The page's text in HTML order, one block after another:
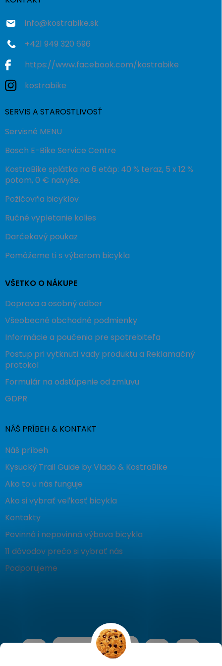
info@kostrabike.sk
+421 949 320 696
https://www.facebook.com/kostrabike
kostrabike
SERVIS A STAROSTLIVOSŤ
Servisné MENU
Bosch E-Bike Service Centre
KostraBike splátka na 6 etáp: 40 % teraz, 5 x 12 %
potom, 0 € navyše.
Požičovňa bicyklov
Ručné vypletanie kolies
Darčekový poukaz
Pomôžeme ti s výberom bicykla
VŠETKO O NÁKUPE
Doprava a osobný odber
Všeobecné obchodné podmienky
Informácie a poučenia pre spotrebiteľa
Postup pri vytknutí vady produktu a Reklamačný
protokol
Formulár na odstúpenie od zmluvu
GDPR
NÁŠ PRÍBEH & KONTAKT
Náš príbeh
Kysucký Trail Guide by Vlado & KostraBike
Ako to u nás funguje
Ako si vybrať veľkosť bicykla
Kontakty
Povinná i nepovinná výbava bicykla
11 dôvodov prečo si vybrať nás
Podporujeme